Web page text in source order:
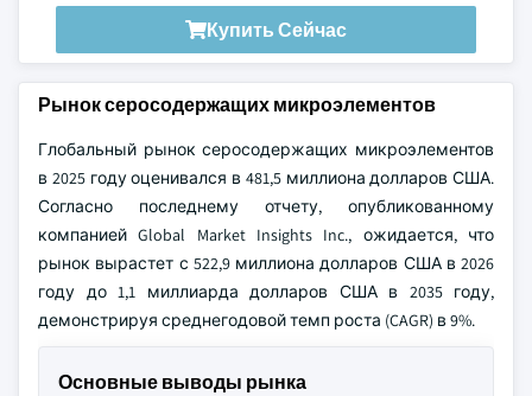
Купить Сейчас
Рынок серосодержащих микроэлементов
Глобальный рынок серосодержащих микроэлементов
в 2025 году оценивался в 481,5 миллиона долларов США.
Согласно последнему отчету, опубликованному
компанией Global Market Insights Inc., ожидается, что
рынок вырастет с 522,9 миллиона долларов США в 2026
году до 1,1 миллиарда долларов США в 2035 году,
демонстрируя среднегодовой темп роста (CAGR) в 9%.
Основные выводы рынка